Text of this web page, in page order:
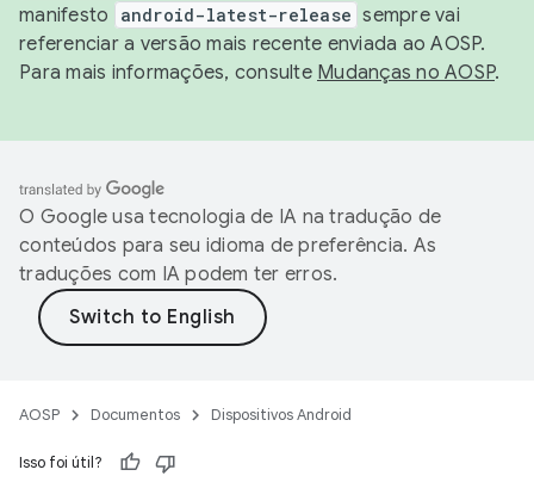
manifesto
android-latest-release sempre vai
referenciar a versão mais recente enviada ao AOSP.
Para mais informações, consulte Mudanças no AOSP.
O Google usa tecnologia de IA na tradução de
conteúdos para seu idioma de preferência. As
traduções com IA podem ter erros.
AOSP Documentos Dispositivos Android
Isso foi útil?